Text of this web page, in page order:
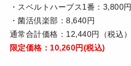
・スベルトハーブス1番：3,800円
・菌活倶楽部：8,640円
通常合計価格：12,440円（税込）
限定価格：10,260円(税込)